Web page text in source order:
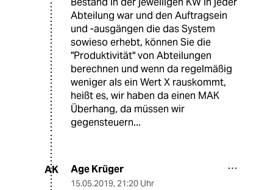
Abteilung war und den Auftragsein
und -ausgängen die das System
sowieso erhebt, können Sie die
"Produktivität" von Abteilungen
berechnen und wenn da regelmäßig
weniger als ein Wert X rauskommt,
heißt es, wir haben da einen MAK
Überhang, da müssen wir
gegensteuern...
AK Age Krüger
15.05.2019, 21:20 Uhr